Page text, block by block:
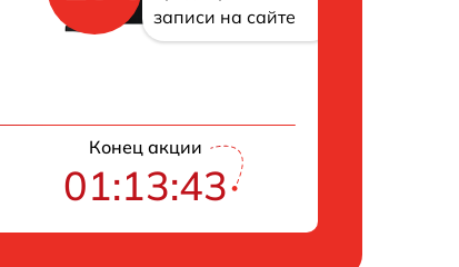
записи на сайте
Конец акции
01:13:42